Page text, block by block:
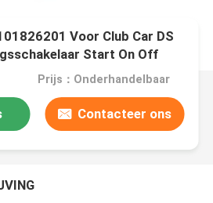
Voor Club Car DS
Start On Off
Prijs：Onderhandelbaar
Contacteer ons